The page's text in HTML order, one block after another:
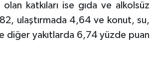
olan katkıları ise gıda ve alkolsüz
ulaştırmada 4,64 ve konut, su,
diğer yakıtlarda 6,74 yüzde puan